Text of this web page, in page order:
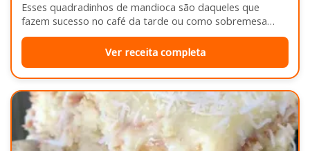
Esses quadradinhos de mandioca são daqueles que
fazem sucesso no café da tarde ou como sobremesa
depois do almoço. Por…
Ver receita completa